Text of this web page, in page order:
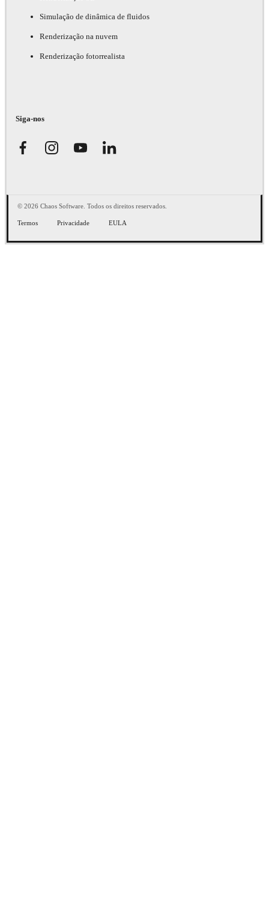
Simulação de dinâmica de fluidos
Renderização na nuvem
Renderização fotorrealista
Siga-nos
© 2026 Chaos Software. Todos os direitos reservados.
Termos Privacidade EULA